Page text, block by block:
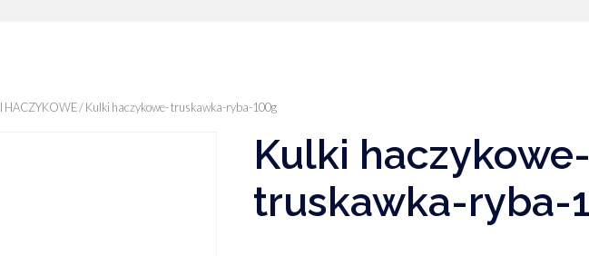
HACZYKOWE/ Kulki haczykowe- truskawka-ryba-100g
Kulki haczykowe-
truskawka-ryba-